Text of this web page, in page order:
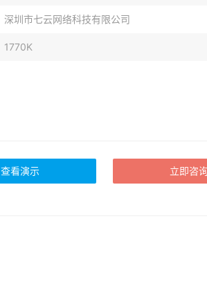
深圳市七云网络科技有限公司
1770K
查看演示 立即咨